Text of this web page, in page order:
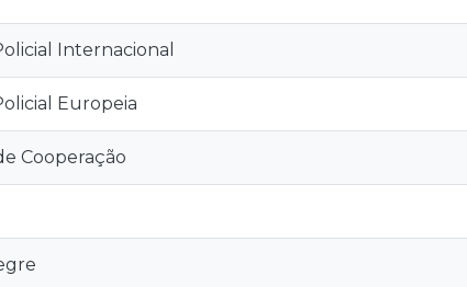
Internacional
Europeia
Cooperação